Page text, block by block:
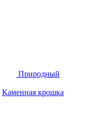
Природный
Каменная крошка